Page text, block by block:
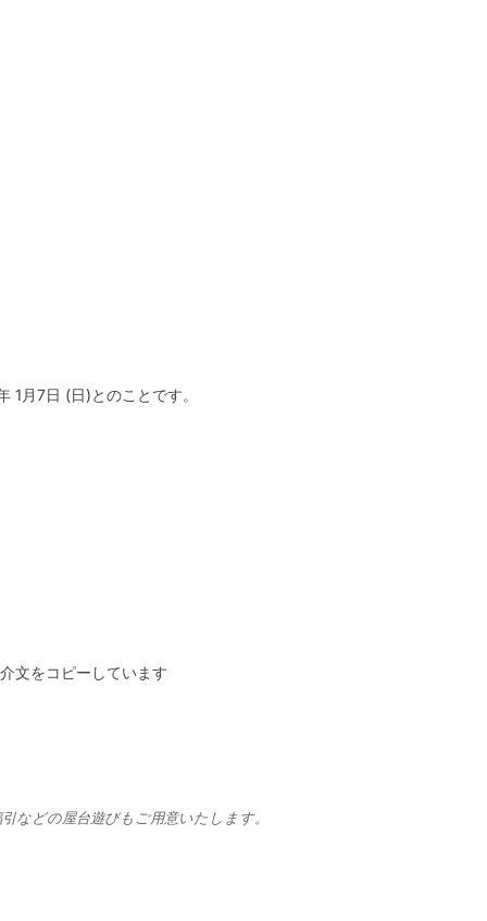
月7日 (日)とのことです。
文をコピーしています
などの屋台遊びもご用意いたします。